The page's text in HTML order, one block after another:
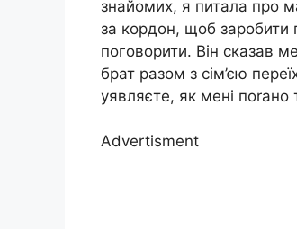
знайомих, я питала про
за кордон, щоб заробити
поговорити. Він сказав
брат разом з сім’єю
уявляєте, як мені поrано
Advertisment